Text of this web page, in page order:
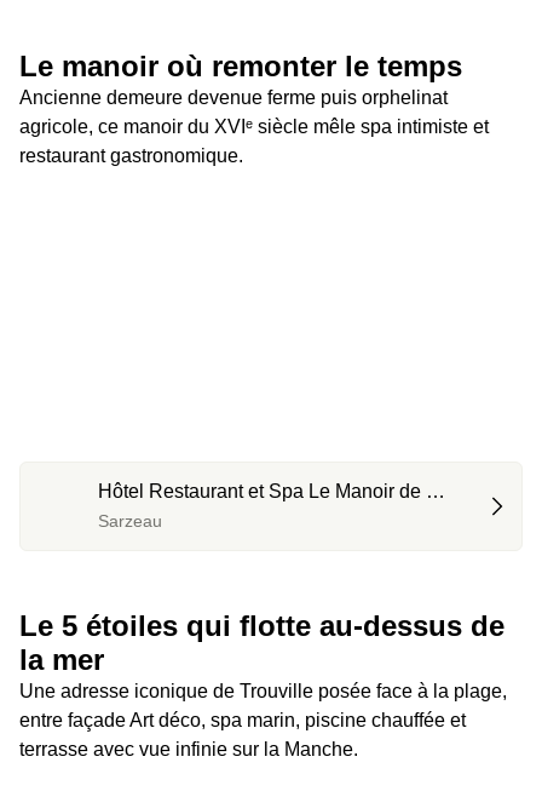
Le manoir où remonter le temps
Ancienne demeure devenue ferme puis orphelinat
agricole, ce manoir du XVIᵉ siècle mêle spa intimiste et
restaurant gastronomique.
Hôtel Restaurant et Spa Le Manoir de
Kerbot ****
Sarzeau
Le 5 étoiles qui flotte au-dessus de
la mer
Une adresse iconique de Trouville posée face à la plage,
entre façade Art déco, spa marin, piscine chauffée et
terrasse avec vue infinie sur la Manche.